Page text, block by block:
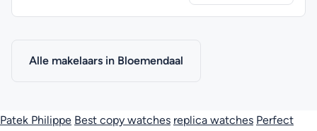
Alle makelaars in Bloemendaal
Patek Philippe Best copy watches replica watches Perfect